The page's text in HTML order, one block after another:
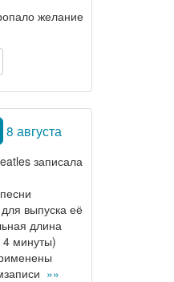
желание
8 августа
записала
выпуска её
длина
4 минуты)
»»